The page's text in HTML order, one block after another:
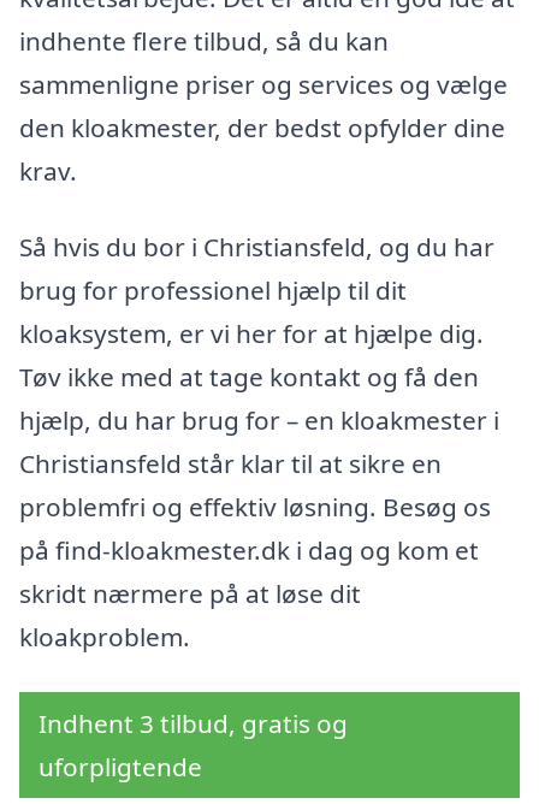
indhente flere tilbud, så du kan
sammenligne priser og services og vælge
den kloakmester, der bedst opfylder dine
krav.
Så hvis du bor i Christiansfeld, og du har
brug for professionel hjælp til dit
kloaksystem, er vi her for at hjælpe dig.
Tøv ikke med at tage kontakt og få den
hjælp, du har brug for – en kloakmester i
Christiansfeld står klar til at sikre en
problemfri og effektiv løsning. Besøg os
på find-kloakmester.dk i dag og kom et
skridt nærmere på at løse dit
kloakproblem.
Indhent 3 tilbud, gratis og
uforpligtende